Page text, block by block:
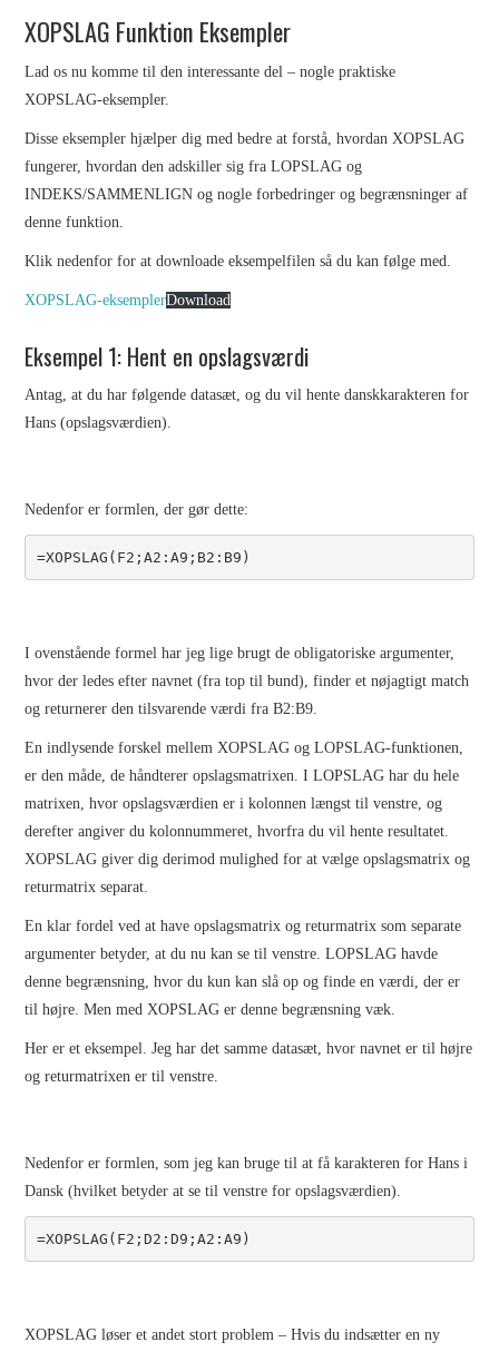
KONTAKT
EMNER
EXCEL
POWER QUERY –
IMPORTER FILER I EN
MAPPE
PARAMETRE
EXCEL VBA
WORD
WINDOWS
WORDPRESS
INTRODUKTION TIL SEO
SÅDAN ARBEJDER
SØGEMASKINER:
CRAWLING, INDEKSERING
OG RANGERING
NØGLEORD
DIGINOTES
XOPSLAG Funktion Eksempler
Lad os nu komme til den interessante del – nogle praktiske
XOPSLAG-eksempler.
Disse eksempler hjælper dig med bedre at forstå, hvordan XOPSLAG
fungerer, hvordan den adskiller sig fra LOPSLAG og
INDEKS/SAMMENLIGN og nogle forbedringer og begrænsninger af
denne funktion.
Klik nedenfor for at downloade eksempelfilen så du kan følge med.
XOPSLAG-eksemplerDownload
Eksempel 1: Hent en opslagsværdi
Antag, at du har følgende datasæt, og du vil hente danskkarakteren for
Hans (opslagsværdien).
Nedenfor er formlen, der gør dette:
=XOPSLAG(F2;A2:A9;B2:B9)
I ovenstående formel har jeg lige brugt de obligatoriske argumenter,
hvor der ledes efter navnet (fra top til bund), finder et nøjagtigt match
og returnerer den tilsvarende værdi fra B2:B9.
En indlysende forskel mellem XOPSLAG og LOPSLAG-funktionen,
er den måde, de håndterer opslagsmatrixen. I LOPSLAG har du hele
matrixen, hvor opslagsværdien er i kolonnen længst til venstre, og
derefter angiver du kolonnummeret, hvorfra du vil hente resultatet.
XOPSLAG giver dig derimod mulighed for at vælge opslagsmatrix og
returmatrix separat.
En klar fordel ved at have opslagsmatrix og returmatrix som separate
argumenter betyder, at du nu kan se til venstre. LOPSLAG havde
denne begrænsning, hvor du kun kan slå op og finde en værdi, der er
til højre. Men med XOPSLAG er denne begrænsning væk.
Her er et eksempel. Jeg har det samme datasæt, hvor navnet er til højre
og returmatrixen er til venstre.
Nedenfor er formlen, som jeg kan bruge til at få karakteren for Hans i
Dansk (hvilket betyder at se til venstre for opslagsværdien).
=XOPSLAG(F2;D2:D9;A2:A9)
XOPSLAG løser et andet stort problem – Hvis du indsætter en ny